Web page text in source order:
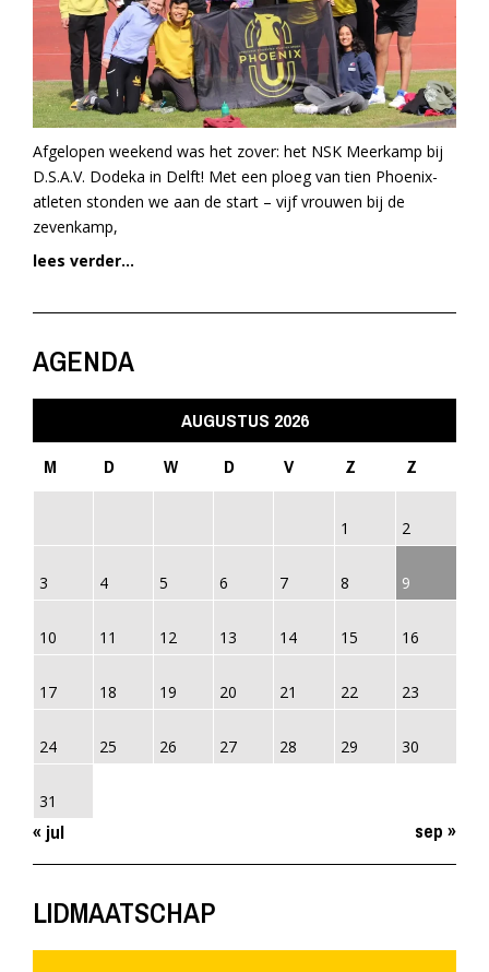
Afgelopen weekend was het zover: het NSK Meerkamp bij
D.S.A.V. Dodeka in Delft! Met een ploeg van tien Phoenix-
atleten stonden we aan de start – vijf vrouwen bij de
zevenkamp,
lees verder...
AGENDA
AUGUSTUS 2026
M
D W D V Z Z
1 2
3 4 5 6 7 8 9
10 11 12 13 14 15 16
17 18 19 20 21 22 23
24 25 26 27 28 29 30
31
« jul sep »
LIDMAATSCHAP